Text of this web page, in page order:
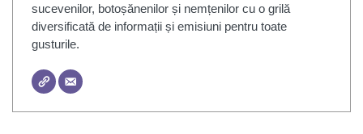
sucevenilor, botoșănenilor și nemțenilor cu o grilă
diversificată de informații și emisiuni pentru toate
gusturile.